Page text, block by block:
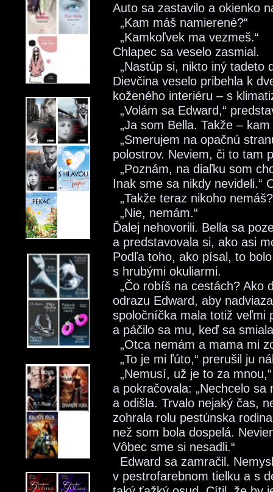
Auto sa zastavilo a okienko
„Kam máš namierené?“
„Kamkoľvek ma vezmeš.“
Chlapec sa veselo zasmial.
„Nastúp si, nikto iný tadeto
Dievčina veselo pribehla k
koženého interiéru – s
„Volám sa Edward,“
„Ja som Bella. Takže –
„Smerujem na opačnú
polostrov. Neviem, či to tam
„Poznám, na diaľku som
Inak sme sa nikdy nevideli.“
„Takže teraz nikoho
„Nie, nemám.“
Ďalej nehovorili. Bella sa
a predstavovala si, ako asi
Podľa toho, ako písal, to
s hrubými okuliarmi.
„Čo robíš na cestách? Ako
odrazu Edward, aby
spoločníčka mala totiž veľmi
a páčilo sa mu, keď sa
„Otca nemám a mama mi
„To je mi ľúto,“ prerušil ju
„Nemusí, už je to za
a pokračovala: „Nechcelo
a odišla. Trvalo nejaký čas,
zohrala rolu pestúnska
než som bola dospelá.
Vôbec sme si nesadli.“
Edward sa zamračil.
v pestrofarebnom tielku a s